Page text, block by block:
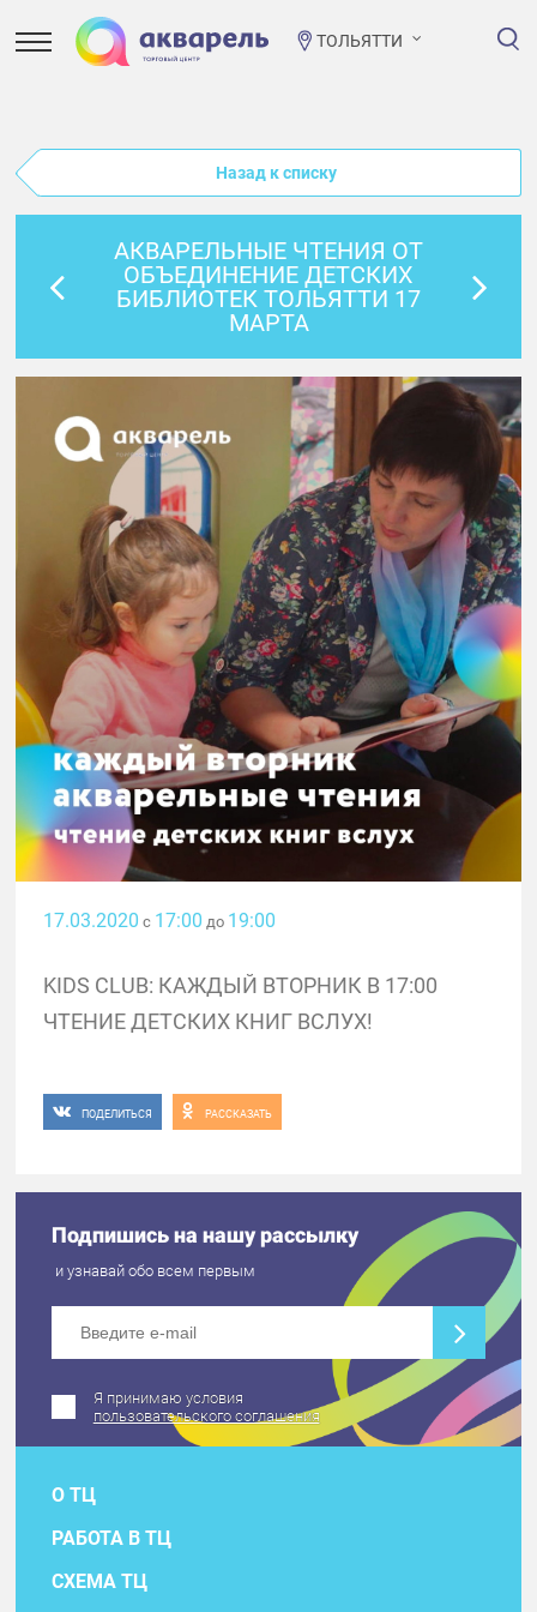
ТОЛЬЯТТИ
Назад к списку
АКВАРЕЛЬНЫЕ ЧТЕНИЯ ОТ
ОБЪЕДИНЕНИЕ ДЕТСКИХ
БИБЛИОТЕК ТОЛЬЯТТИ 17
МАРТА
17.03.2020 с 17:00 до 19:00
KIDS CLUB: КАЖДЫЙ ВТОРНИК В 17:00
ЧТЕНИЕ ДЕТСКИХ КНИГ ВСЛУХ!
ПОДЕЛИТЬСЯ РАССКАЗАТЬ
Подпишись на нашу рассылку
и узнавай обо всем первым
Я принимаю условия
пользовательского соглашения
О ТЦ
РАБОТА В ТЦ
СХЕМА ТЦ